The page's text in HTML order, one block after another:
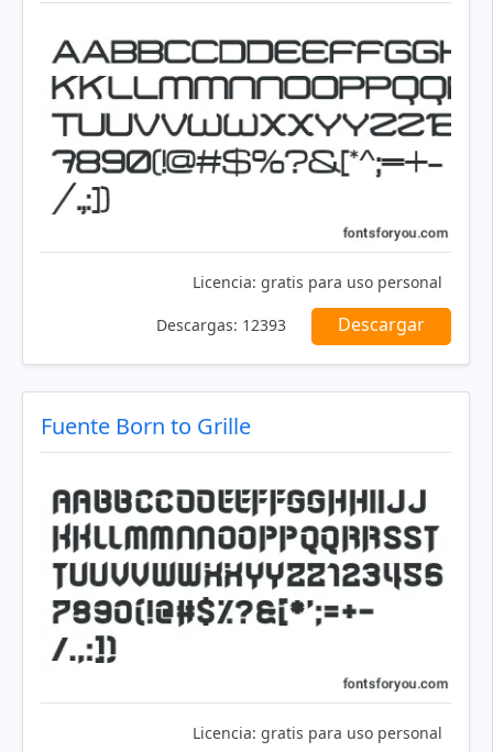
Licencia: gratis para uso personal
Descargas: 12393 Descargar
Fuente Born to Grille
Licencia: gratis para uso personal